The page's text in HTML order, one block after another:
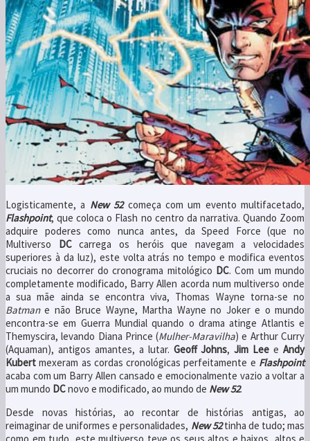
Logisticamente, a New 52começa com um evento multifacetado,
Flashpoint, que coloca o Flash no centro da narrativa. Quando Zoom
adquire poderes como nunca antes, da Speed Force (que no
Multiverso DCcarrega os heróis que navegam a velocidades
superiores à da luz), este volta atrás no tempo e modifica eventos
cruciais no decorrer do cronograma mitológico DC. Com um mundo
completamente modificado, Barry Allen acorda num multiverso onde
a sua mãe ainda se encontra viva, Thomas Wayne torna-se no
Batmane não Bruce Wayne, Martha Wayne no Joker e o mundo
encontra-se em Guerra Mundial quando o drama atinge Atlantis e
Themyscira, levando Diana Prince (Mulher-Maravilha) e Arthur Curry
(Aquaman), antigos amantes, a lutar. Geoff Johns,Jim Lee eAndy
Kubert mexeram as cordas cronológicas perfeitamente e Flashpoint
acaba com um Barry Allen cansado e emocionalmente vazio a voltar a
um mundo DCnovo e modificado, ao mundo de New 52.
Desde novas histórias, ao recontar de histórias antigas, ao
reimaginar de uniformes e personalidades, New 52tinha de tudo; mas